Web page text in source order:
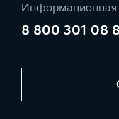
Информационная
8 800 301 08